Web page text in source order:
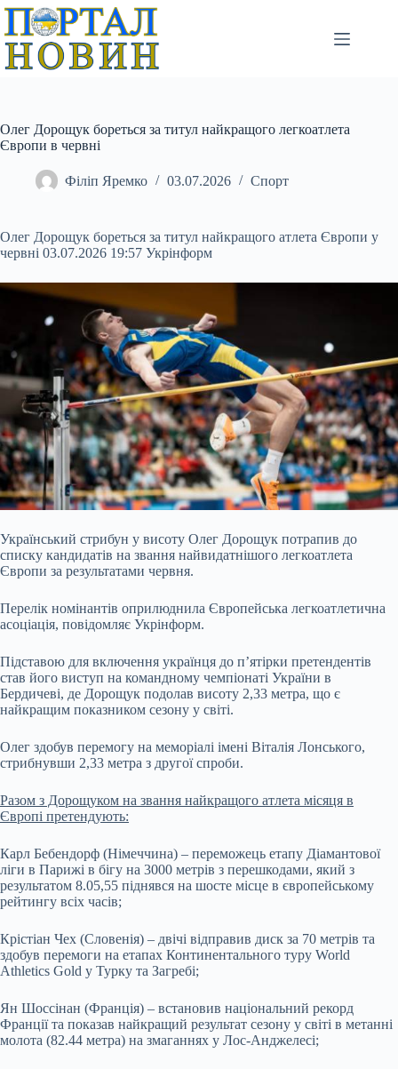
Перейти
вмісту
Олег Дорощук бореться за титул найкращого легкоатлета
Європи в червні
Філіп Яремко 03.07.2026 Спорт
Олег Дорощук бореться за титул найкращого атлета Європи у
червні 03.07.2026 19:57 Укрінформ
Український стрибун у висоту Олег Дорощук потрапив до
списку кандидатів на звання найвидатнішого легкоатлета
Європи за результатами червня.
Перелік номінантів оприлюднила Європейська легкоатлетична
асоціація, повідомляє Укрінформ.
Підставою для включення українця до п’ятірки претендентів
став його виступ на командному чемпіонаті України в
Бердичеві, де Дорощук подолав висоту 2,33 метра, що є
найкращим показником сезону у світі.
Олег здобув перемогу на меморіалі імені Віталія Лонського,
стрибнувши 2,33 метра з другої спроби.
Разом з Дорощуком на звання найкращого атлета місяця в
Європі претендують:
Карл Бебендорф (Німеччина) – переможець етапу Діамантової
ліги в Парижі в бігу на 3000 метрів з перешкодами, який з
результатом 8.05,55 піднявся на шосте місце в європейському
рейтингу всіх часів;
Крістіан Чех (Словенія) – двічі відправив диск за 70 метрів та
здобув перемоги на етапах Континентального туру World
Athletics Gold у Турку та Загребі;
Ян Шоссінан (Франція) – встановив національний рекорд
Франції та показав найкращий результат сезону у світі в метанні
молота (82.44 метра) на змаганнях у Лос-Анджелесі;